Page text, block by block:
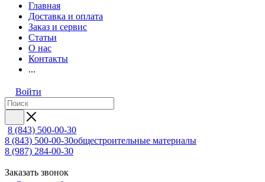
Главная
Доставка и оплата
Заказ и сервис
Статьи
О нас
Контакты
...
Войти
8 (843) 500-00-30
8 (843) 500-00-30общестроительные материалы
8 (987) 284-00-30
Заказать звонок